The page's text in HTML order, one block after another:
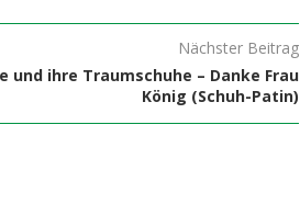
Nächster Beitrag
und ihre Traumschuhe – Danke Frau
König (Schuh-Patin)